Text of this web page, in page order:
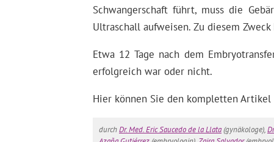
Schwangerschaft führt, muss die
Ultraschall aufweisen. Zu diesem
Etwa 12 Tage nach dem
erfolgreich war oder nicht.
Hier können Sie den kompletten Artikel
durchDr. Med. Eric Saucedo de la Llata(gynäkologe),